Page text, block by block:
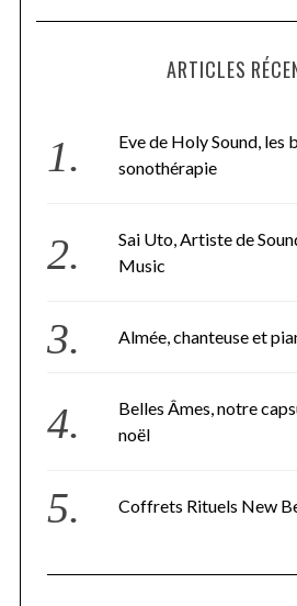
ARTICLES
Eve de Holy Sound, les
sonothérapie
Sai Uto, Artiste de
Music
Almée, chanteuse et
Belles Âmes, notre
noël
Coffrets Rituels New